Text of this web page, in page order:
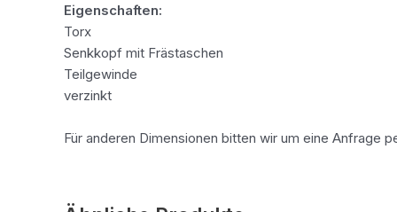
Eigenschaften:
Torx
Senkkopf mit Frästaschen
Teilgewinde
verzinkt
Für anderen Dimensionen bitten wir um eine Anfrage